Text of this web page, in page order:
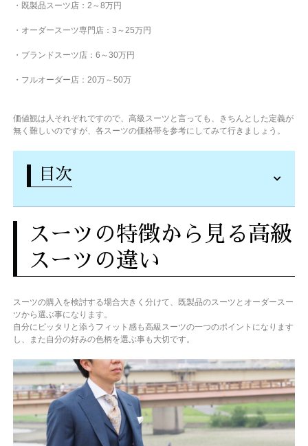
・既製品スーツ店：2～8万円
・オーダースーツ専門店：3～25万円
・ブランドスーツ店：6～30万円
・フルオーダー店：20万～50万
価値観は人それぞれですので、高級スーツと言っても、きちんとした定義が
無く難しいのですが、各スーツの価格帯を参考にしてみて行きましょう。
目次
スーツの特徴から見る高級
スーツの違い
スーツの購入を検討する場合大きく分けて、既製品のスーツとオーダースー
ツから選ぶ事になります。
自分にピッタリと添うフィット感も高級スーツの一つのポイントになります
し、また自分の好みの色柄を選ぶ事も大切です。